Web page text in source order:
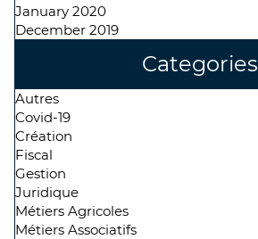
January 2020
December 2019
Categories
Autres
Covid-19
Création
Fiscal
Gestion
Juridique
Métiers Agricoles
Métiers Associatifs